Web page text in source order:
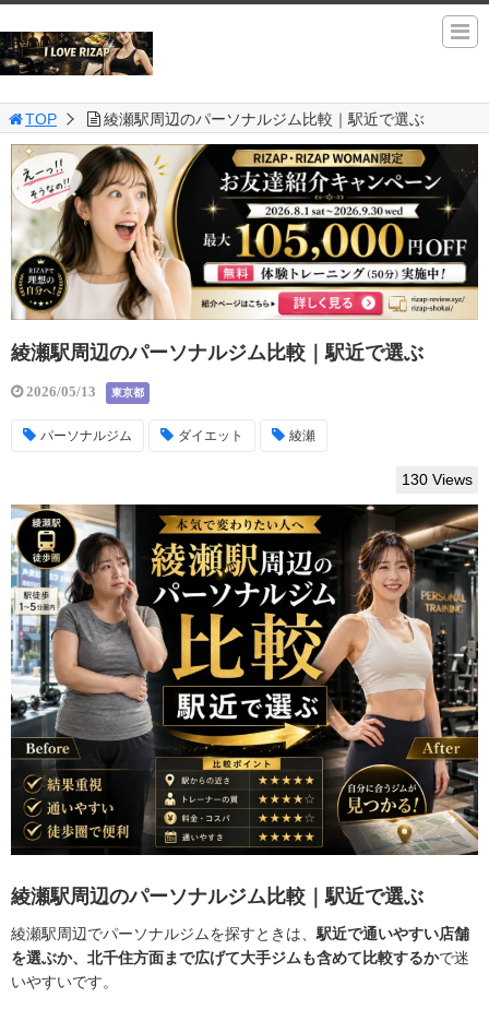
TOP 綾瀬駅周辺のパーソナルジム比較｜駅近で選ぶ
綾瀬駅周辺のパーソナルジム比較｜駅近で選ぶ
2026/05/13 東京都
パーソナルジム ダイエット 綾瀬
130 Views
綾瀬駅周辺のパーソナルジム比較｜駅近で選ぶ
綾瀬駅周辺でパーソナルジムを探すときは、 駅近で通いやすい店舗
を選ぶか、北千住方面まで広げて大手ジムも含めて比較するかで迷
いやすいです。